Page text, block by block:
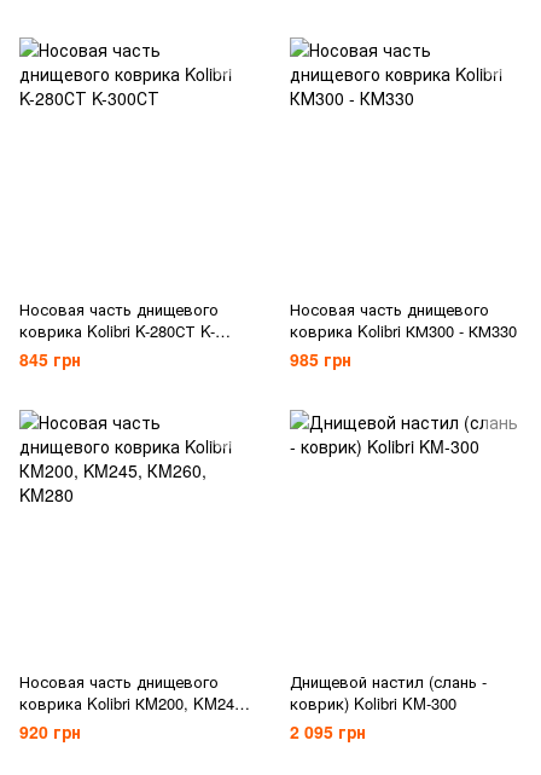
Носовая часть днищевого
коврика Kolibri K-280СТ K-
300СТ
845 грн
Носовая часть днищевого
коврика Kolibri КМ300 - КМ330
985 грн
Носовая часть днищевого
коврика Kolibri КM200, KM245,
КM260, KM280
920 грн
Днищевой настил (слань -
коврик) Kolibri KM-300
2 095 грн